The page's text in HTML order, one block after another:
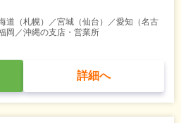
道（札幌）／宮城（仙台）／愛知（名古
岡／沖縄の支店・営業所
詳細へ